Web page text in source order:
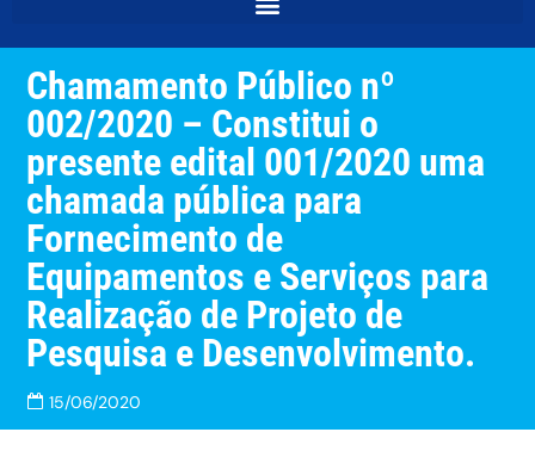
Chamamento Público nº
002/2020 – Constitui o
presente edital 001/2020 uma
chamada pública para
Fornecimento de
Equipamentos e Serviços para
Realização de Projeto de
Pesquisa e Desenvolvimento.
15/06/2020